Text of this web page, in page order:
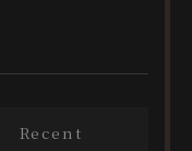
Recent